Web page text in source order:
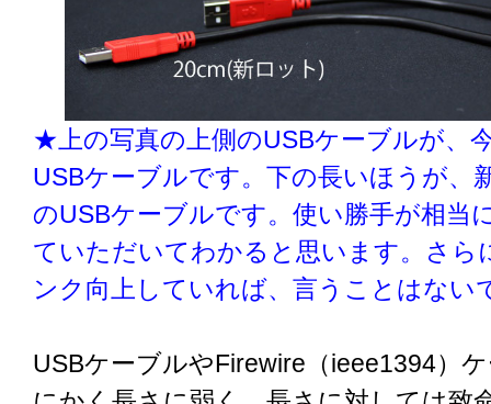
★上の写真の上側のUSBケーブルが、
USBケーブルです。下の長いほうが、
のUSBケーブルです。使い勝手が相当
ていただいてわかると思います。さら
ンク向上していれば、言うことはない
USBケーブルやFirewire（ieee1394）